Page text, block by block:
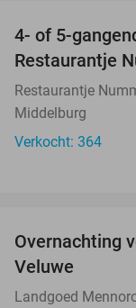
4- of 5-
Restaurantje
Restaurantje
Middelburg
Verkocht: 364
Overnachting
Veluwe
Landgoed